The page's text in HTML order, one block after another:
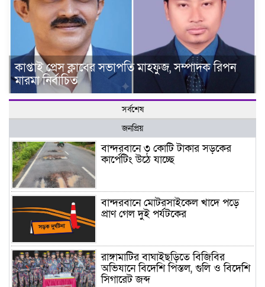
কাপ্তাই প্রেস ক্লাবের সভাপতি মাহফুজ, সম্পাদক রিপন
মারমা নির্বাচিত
সর্বশেষ
জনপ্রিয়
বান্দরবানে ৩ কোটি টাকার সড়কের
কার্পেটিং উঠে যাচ্ছে
বান্দরবানে মোটরসাইকেল খাদে পড়ে
প্রাণ গেল দুই পর্যটকের
রাঙ্গামাটির বাঘাইছড়িতে বিজিবির
অভিযানে বিদেশি পিস্তল, গুলি ও বিদেশি
সিগারেট জব্দ